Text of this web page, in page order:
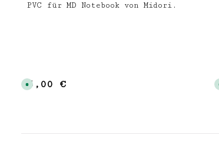
PVC für MD Notebook von Midori.
Regulärer Preis:
S
o
e
5,00 €